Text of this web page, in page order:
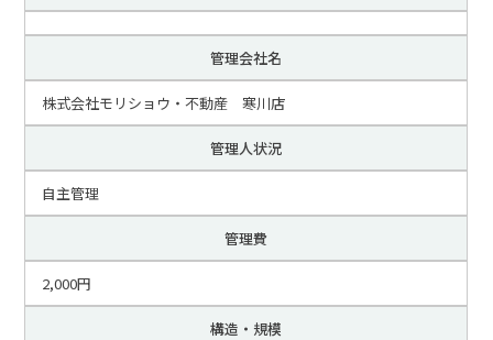
管理会社名
株式会社モリショウ・不動産 寒川店
管理人状況
自主管理
管理費
2,000円
構造・規模